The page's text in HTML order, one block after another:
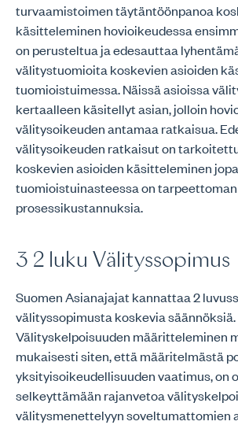
turvaamistoimen täytäntöönpanoa
käsitteleminen hovioikeudessa
on perusteltua ja edesauttaa
välitystuomioita koskevien asioiden
tuomioistuimessa. Näissä asioissa
kertaalleen käsitellyt asian, jolloin
välitysoikeuden antamaa ratkaisua.
välitysoikeuden ratkaisut on
koskevien asioiden käsitteleminen
tuomioistuinasteessa on
prosessikustannuksia.
3 2 luku Välityssopimus
Suomen Asianajajat kannattaa 2
välityssopimusta koskevia säännöksiä.
Välityskelpoisuuden määritteleminen
mukaisesti siten, että määritelmästä
yksityisoikeudellisuuden vaatimus, on
selkeyttämään rajanvetoa
välitysmenettelyyn soveltumattomien